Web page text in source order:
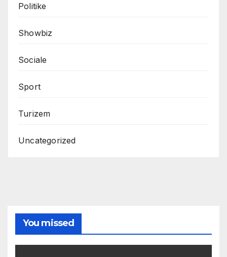
Politike
Showbiz
Sociale
Sport
Turizem
Uncategorized
You missed